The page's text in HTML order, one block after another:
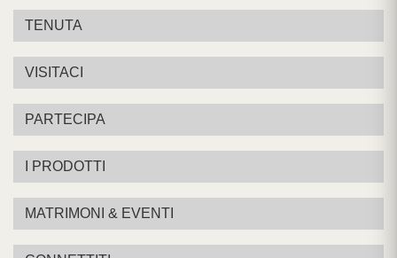
TENUTA
VISITACI
PARTECIPA
I PRODOTTI
MATRIMONI & EVENTI